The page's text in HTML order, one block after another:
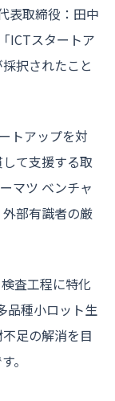
表取締役：田中
ICTスタートア
択されたこと
トアップを対
て支援する取
マツ ベンチャ
部有識者の厳
査工程に特化
品種小ロット生
足の解消を目
。